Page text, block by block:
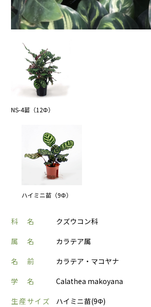
NS-4苗（12Φ）
ハイミニ苗（9Φ）
科 名
クズウコン科
属 名
カラテア属
名 前
カラテア・マコヤナ
学 名
Calathea makoyana
生産サイズ
ハイミニ苗(9Φ)